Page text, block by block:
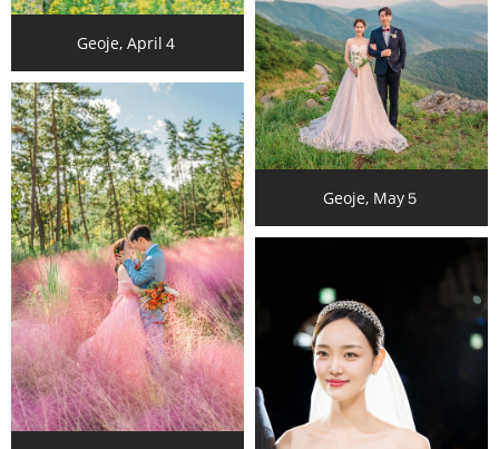
Geoje, April４
Geoje, May５